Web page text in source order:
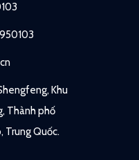
Khu
Thành phố
Trung Quốc.